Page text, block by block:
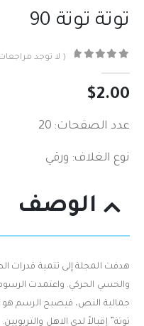
توتة توتة 90
( لا توجد
$2.00
عدد الصفحات: 20
نوع الغلاف: ورقي
الوصف
هدفت المجلة إلى تنمية قدرات
والحسي الحركي. واعتمدت
جمالية النص، فيصبح الرسم هو
توتة” إقبالاً لدى الاهل والتربويين.